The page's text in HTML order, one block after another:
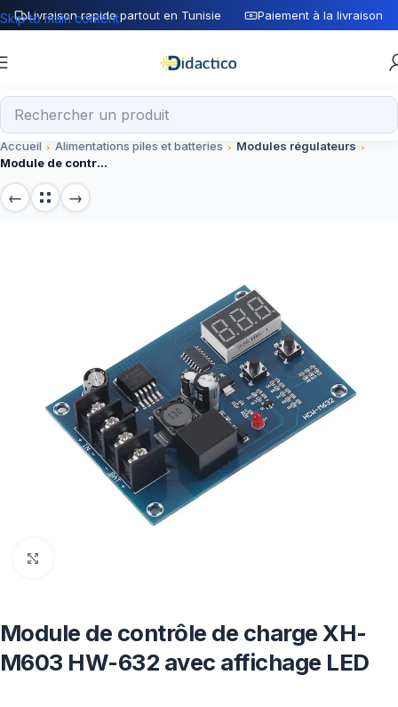
Livraison rapide partout en Tunisie Paiement à la livraison
Skip to main content
Accueil Alimentations piles et batteries
Modules régulateurs
Module de contrôle de charge XH-M603 HW-632 avec affichage LED
Module de contrôle de charge XH-
M603 HW-632 avec affichage LED